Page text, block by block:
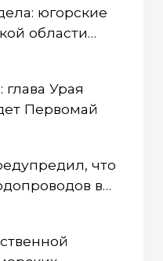
югорские
области
Урая
Первомай
что
в
для